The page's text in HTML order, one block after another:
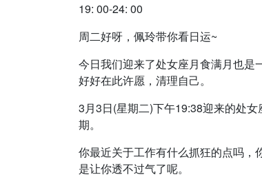
19: 00-24: 00
周二好呀， 佩玲带你看日运~
今日我们迎来了处女座月食满月也是
好好在此许愿，清理自己。
3月3日(星期二)下午19:38迎来的处
期。
你最近关于工作有什么抓狂的点吗，
是让你透不过气了呢。